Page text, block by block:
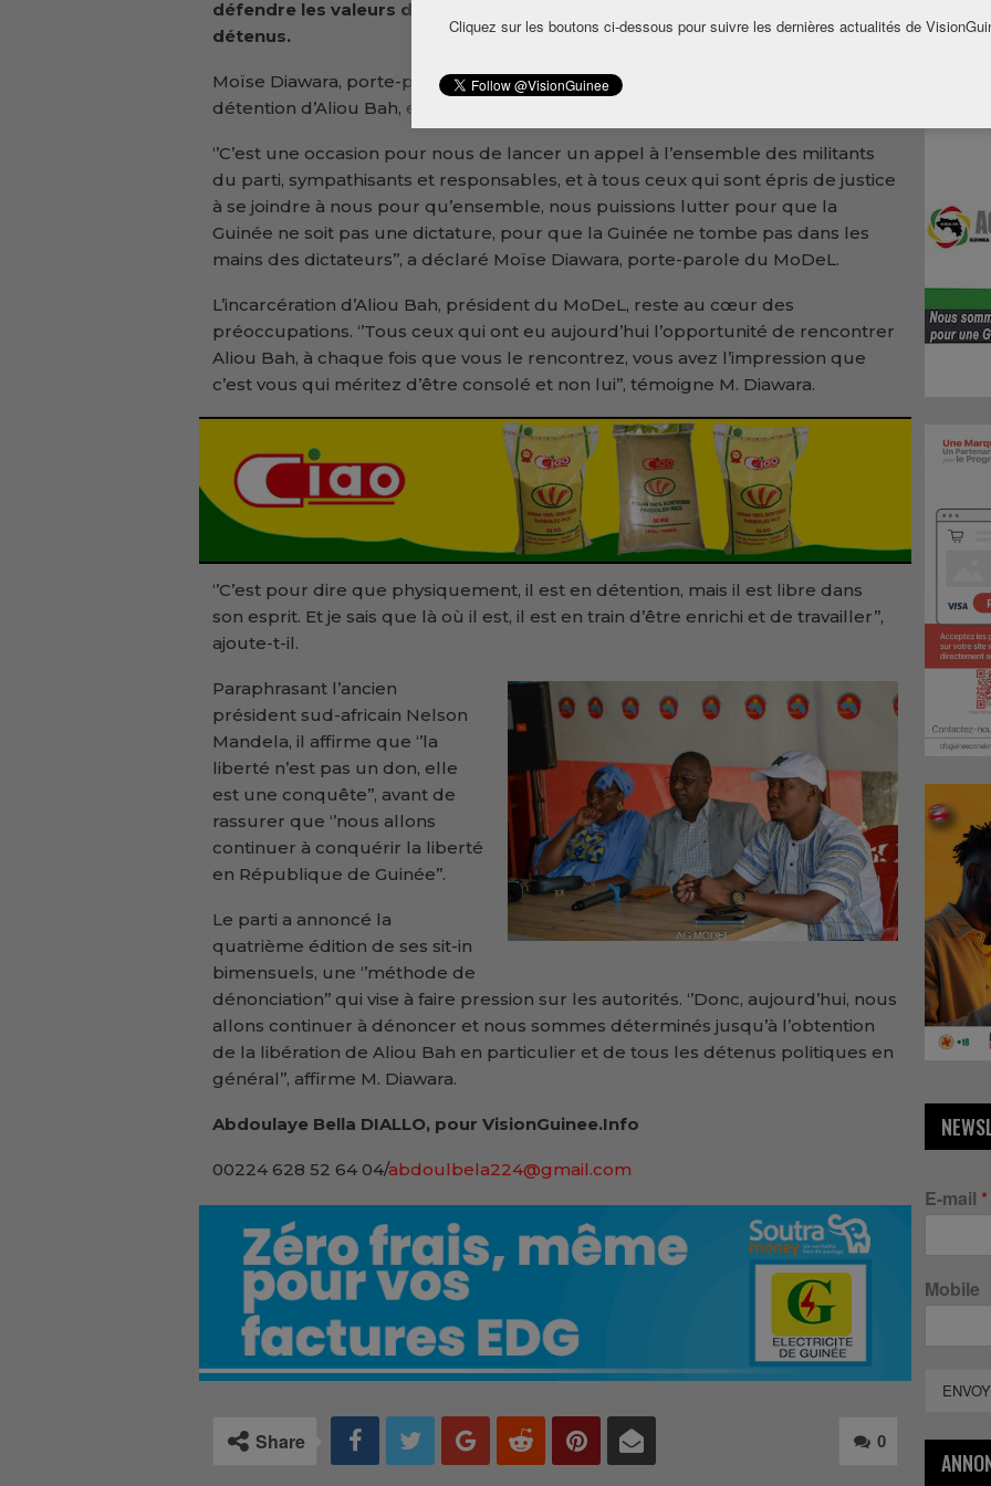
défendre les valeurs démocratiques et obtenir la libération de tous les
détenus.
Moïse Diawara, porte-parole du MoDeL, a réitéré l’indignation du parti face à la
détention d’Aliou Bah, en prison depuis fin décembre 2024.
‘’C’est une occasion pour nous de lancer un appel à l’ensemble des militants
du parti, sympathisants et responsables, et à tous ceux qui sont épris de justice
à se joindre à nous pour qu’ensemble, nous puissions lutter pour que la
Guinée ne soit pas une dictature, pour que la Guinée ne tombe pas dans les
mains des dictateurs’’, a déclaré Moïse Diawara, porte-parole du MoDeL.
L’incarcération d’Aliou Bah, président du MoDeL, reste au cœur des
préoccupations. ‘’Tous ceux qui ont eu aujourd’hui l’opportunité de rencontrer
Aliou Bah, à chaque fois que vous le rencontrez, vous avez l’impression que
c’est vous qui méritez d’être consolé et non lui’’, témoigne M. Diawara.
‘’C’est pour dire que physiquement, il est en détention, mais il est libre dans
son esprit. Et je sais que là où il est, il est en train d’être enrichi et de travailler’’,
ajoute-t-il.
Paraphrasant l’ancien
président sud-africain Nelson
Mandela, il affirme que ‘’la
liberté n’est pas un don, elle
est une conquête’’, avant de
rassurer que ‘’nous allons
continuer à conquérir la liberté
en République de Guinée’’.
Le parti a annoncé la
quatrième édition de ses sit-in
bimensuels, une ‘’méthode de
dénonciation’’ qui vise à faire pression sur les autorités. ‘’Donc, aujourd’hui, nous
allons continuer à dénoncer et nous sommes déterminés jusqu’à l’obtention
de la libération de Aliou Bah en particulier et de tous les détenus politiques en
général’’, affirme M. Diawara.
Abdoulaye Bella DIALLO, pour VisionGuinee.Info
00224 628 52 64 04/abdoulbela224@gmail.com
0
Share
E-mail *
Mobile
Cliquez sur les boutons ci-dessous pour suivre les dernières actualités de